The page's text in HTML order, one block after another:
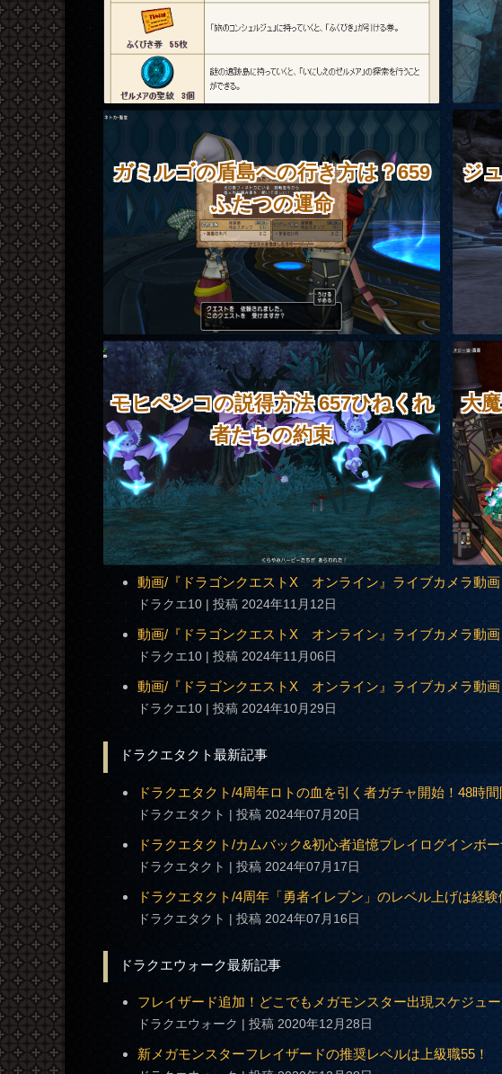
ガミルゴの盾島への行き方は？659
ふたつの運命
ジ
モヒペンコの説得方法 657ひねくれ
者たちの約束
大
動画/『ドラゴンクエストX オンライン』ライブカメラ動画
ドラクエ10 投稿 2024年11月12日
動画/『ドラゴンクエストX オンライン』ライブカメラ動画
ドラクエ10 投稿 2024年11月06日
動画/『ドラゴンクエストX オンライン』ライブカメラ動画
ドラクエ10 投稿 2024年10月29日
ドラクエタクト最新記事
ドラクエタクト/4周年ロトの血を引く者ガチャ開始！48時間
ドラクエタクト 投稿 2024年07月20日
ドラクエタクト/カムバック&初心者追憶プレイログインボ
ドラクエタクト 投稿 2024年07月17日
ドラクエタクト/4周年「勇者イレブン」のレベル上げは経験
ドラクエタクト 投稿 2024年07月16日
ドラクエウォーク最新記事
フレイザード追加！どこでもメガモンスター出現スケジュ
ドラクエウォーク 投稿 2020年12月28日
新メガモンスターフレイザードの推奨レベルは上級職55！